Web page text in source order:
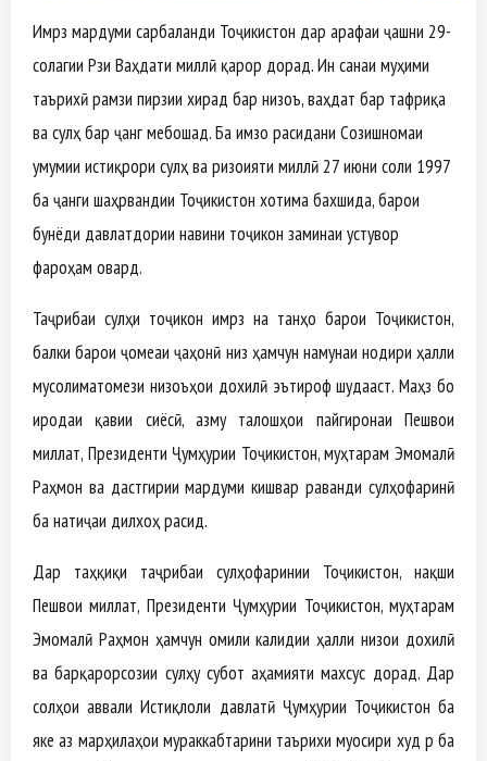
Имрӯз мардуми сарбаланди Тоҷикистон дар арафаи ҷашни 29-
солагии Рӯзи Ваҳдати миллӣ қарор дорад. Ин санаи муҳими
таърихӣ рамзи пирӯзии хирад бар низоъ, ваҳдат бар тафриқа
ва сулҳ бар ҷанг мебошад. Ба имзо расидани Созишномаи
умумии истиқрори сулҳ ва ризоияти миллӣ 27 июни соли 1997
ба ҷанги шаҳрвандии Тоҷикистон хотима бахшида, барои
бунёди давлатдории навини тоҷикон заминаи устувор
фароҳам овард.
Таҷрибаи сулҳи тоҷикон имрӯз на танҳо барои Тоҷикистон,
балки барои ҷомеаи ҷаҳонӣ низ ҳамчун намунаи нодири ҳалли
мусолиматомези низоъҳои дохилӣ эътироф шудааст. Маҳз бо
иродаи қавии сиёсӣ, азму талошҳои пайгиронаи Пешвои
миллат, Президенти Ҷумҳурии Тоҷикистон, муҳтарам Эмомалӣ
Раҳмон ва дастгирии мардуми кишвар раванди сулҳофаринӣ
ба натиҷаи дилхоҳ расид.
Дар таҳқиқи таҷрибаи сулҳофаринии Тоҷикистон, нақши
Пешвои миллат, Президенти Ҷумҳурии Тоҷикистон, муҳтарам
Эмомалӣ Раҳмон ҳамчун омили калидии ҳалли низои дохилӣ
ва барқарорсозии сулҳу субот аҳамияти махсус дорад. Дар
солҳои аввали Истиқлоли давлатӣ Ҷумҳурии Тоҷикистон ба
яке аз марҳилаҳои мураккабтарини таърихи муосири худ рӯ ба